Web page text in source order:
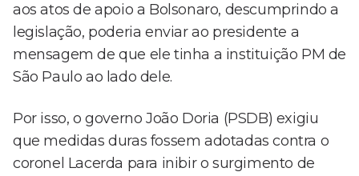
aos atos de apoio a Bolsonaro, descumprindo a
legislação, poderia enviar ao presidente a
mensagem de que ele tinha a instituição PM de
São Paulo ao lado dele.
Por isso, o governo João Doria (PSDB) exigiu
que medidas duras fossem adotadas contra o
coronel Lacerda para inibir o surgimento de